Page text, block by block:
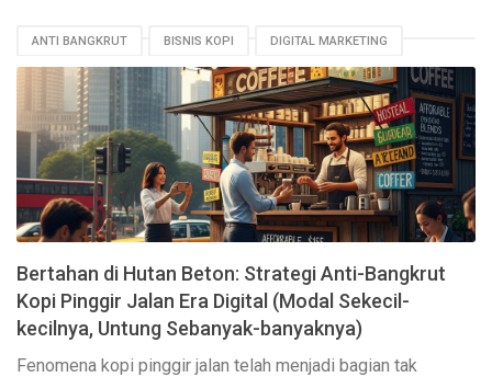
ANTI BANGKRUT BISNIS KOPI DIGITAL MARKETING
ERA DIGITAL KOPI PINGGIR JALAN MODAL KECIL
STRATEGI BISNIS TIPS BISNIS UMKM
Bertahan di Hutan Beton: Strategi Anti-Bangkrut
Kopi Pinggir Jalan Era Digital (Modal Sekecil-
kecilnya, Untung Sebanyak-banyaknya)
Fenomena kopi pinggir jalan telah menjadi bagian tak